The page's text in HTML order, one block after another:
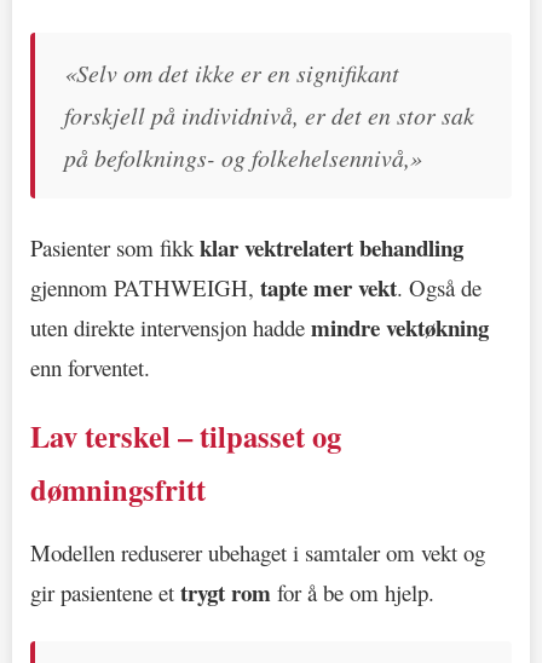
«Selv om det ikke er en signifikant
forskjell på individnivå, er det en stor sak
på befolknings- og folkehelsennivå,»
Pasienter som fikk klar vektrelatert behandling
gjennom PATHWEIGH, tapte mer vekt. Også de
uten direkte intervensjon hadde mindre vektøkning
enn forventet.
Lav terskel – tilpasset og
dømningsfritt
Modellen reduserer ubehaget i samtaler om vekt og
gir pasientene et trygt rom for å be om hjelp.